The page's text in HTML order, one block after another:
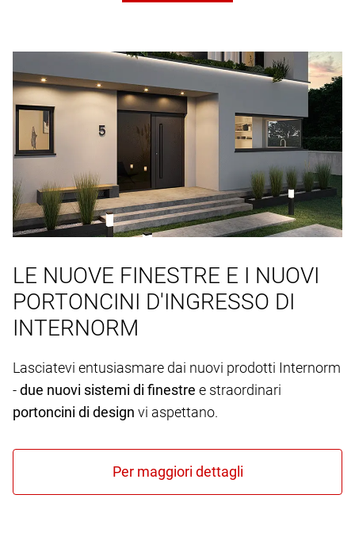
LE NUOVE FINESTRE E I NUOVI
PORTONCINI D'INGRESSO DI
INTERNORM
Lasciatevi entusiasmare dai nuovi prodotti Internorm
-due nuovi sistemi di finestre e straordinari
portoncini di design vi aspettano.